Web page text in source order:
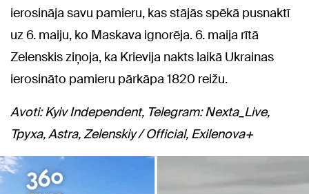
ierosināja savu pamieru, kas stājās spēkā pusnaktī
uz 6. maiju, ko Maskava ignorēja. 6. maija rītā
Zelenskis ziņoja, ka Krievija nakts laikā Ukrainas
ierosināto pamieru pārkāpa 1820 reižu.
Avoti: Kyiv Independent, Telegram: Nexta_Live,
Труха, Astra, Zelenskiy / Official, Exilenova+